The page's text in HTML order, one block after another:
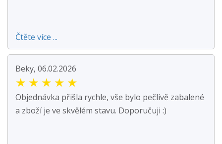
Čtěte více ...
Beky, 06.02.2026
★ ★ ★ ★ ★
Objednávka přišla rychle, vše bylo pečlivě zabalené
a zboží je ve skvělém stavu. Doporučuji :)